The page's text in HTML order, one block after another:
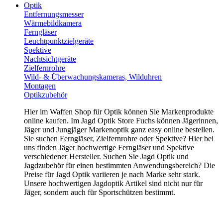
Optik
Entfernungsmesser
Wärmebildkamera
Ferngläser
Leuchtpunktzielgeräte
Spektive
Nachtsichtgeräte
Zielfernrohre
Wild- & Überwachungskameras, Wilduhren
Montagen
Optikzubehör
Hier im Waffen Shop für Optik können Sie Markenprodukte
online kaufen. Im Jagd Optik Store Fuchs können Jägerinnen,
Jäger und Jungjäger Markenoptik ganz easy online bestellen.
Sie suchen Ferngläser, Zielfernrohre oder Spektive? Hier bei
uns finden Jäger hochwertige Ferngläser und Spektive
verschiedener Hersteller. Suchen Sie Jagd Optik und
Jagdzubehör für einen bestimmten Anwendungsbereich? Die
Preise für Jagd Optik variieren je nach Marke sehr stark.
Unsere hochwertigen Jagdoptik Artikel sind nicht nur für
Jäger, sondern auch für Sportschützen bestimmt.